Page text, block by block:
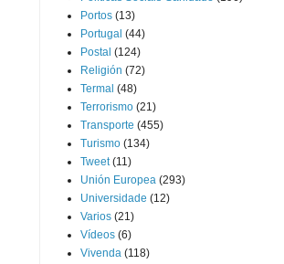
Portos (13)
Portugal (44)
Postal (124)
Religión (72)
Termal (48)
Terrorismo (21)
Transporte (455)
Turismo (134)
Tweet (11)
Unión Europea (293)
Universidade (12)
Varios (21)
Vídeos (6)
Vivenda (118)